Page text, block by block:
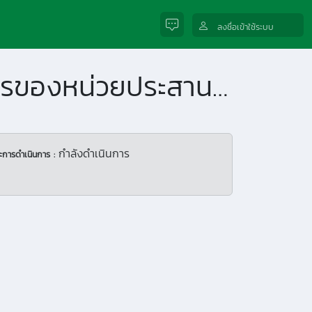
ลงชื่อเข้าใช้ระบบ
การศึกษาความพึงพอใจของสมาชิกในการให้บริการของหน่วยประสานงาน อพ.สธ. มหาวิทยาลัยแม่โจ้ - ชุมพร ประจำปีงบประมาณ 2569
การดำเนินการ :กำลังดำเนินการ